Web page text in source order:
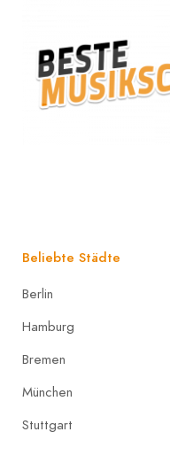
Beliebte Städte
Berlin
Hamburg
Bremen
München
Stuttgart